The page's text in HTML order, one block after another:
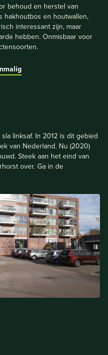
behoud en herstel van
hakhoutbos en houtwallen,
interessant zijn, maar
hebben. Onmisbaar voor
linksaf. In 2012 is dit gebied
van Nederland. Nu (2020)
Steek aan het eind van
over. Ga in de